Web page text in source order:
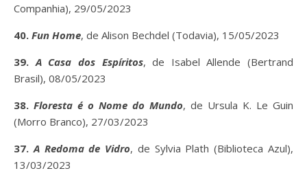
Companhia), 29/05/2023
40. Fun Home, de Alison Bechdel (Todavia), 15/05/2023
39.A Casa dos Espíritos, de Isabel Allende (Bertrand
Brasil), 08/05/2023
38. Floresta é o Nome do Mundo, de Ursula K. Le Guin
(Morro Branco), 27/03/2023
37.A Redoma de Vidro, de Sylvia Plath (Biblioteca Azul),
13/03/2023